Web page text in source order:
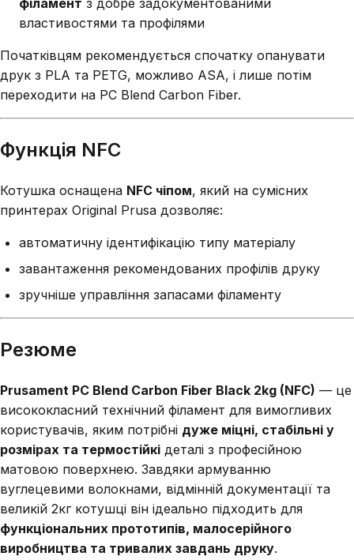
властивостями та профілями
Початківцям рекомендується спочатку опанувати
друк з PLA та PETG, можливо ASA, і лише потім
переходити на PC Blend Carbon Fiber.
Функція NFC
Котушка оснащена NFC чіпом, який на сумісних
принтерах Original Prusa дозволяє:
автоматичну ідентифікацію типу матеріалу
завантаження рекомендованих профілів друку
зручніше управління запасами філаменту
Резюме
Prusament PC Blend Carbon Fiber Black 2kg (NFC) — це
висококласний технічний філамент для вимогливих
користувачів, яким потрібні дуже міцні, стабільні у
розмірах та термостійкі деталі з професійною
матовою поверхнею. Завдяки армуванню
вуглецевими волокнами, відмінній документації та
великій 2кг котушці він ідеально підходить для
функціональних прототипів, малосерійного
виробництва та тривалих завдань друку.